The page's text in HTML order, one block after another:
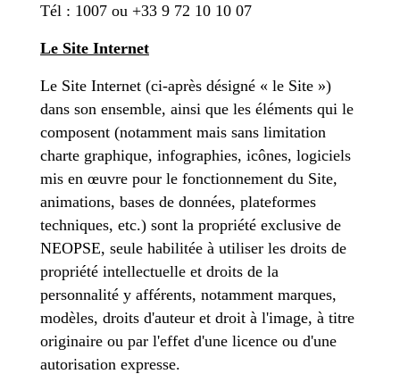
Tél : 1007 ou +33 9 72 10 10 07
Le Site Internet
Le Site Internet (ci-après désigné « le Site »)
dans son ensemble, ainsi que les éléments qui le
composent (notamment mais sans limitation
charte graphique, infographies, icônes, logiciels
mis en œuvre pour le fonctionnement du Site,
animations, bases de données, plateformes
techniques, etc.) sont la propriété exclusive de
NEOPSE, seule habilitée à utiliser les droits de
propriété intellectuelle et droits de la
personnalité y afférents, notamment marques,
modèles, droits d'auteur et droit à l'image, à titre
originaire ou par l'effet d'une licence ou d'une
autorisation expresse.